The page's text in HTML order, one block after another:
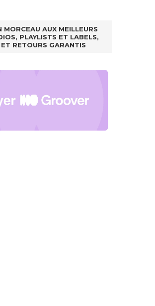
MORCEAU AUX MEILLEURS
PLAYLISTS ET LABELS,
RETOURS GARANTIS